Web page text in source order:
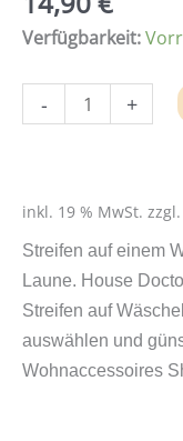
Verfügbarkeit:
-
Wäschekorb
Stripes
Doctor
Menge
+
inkl. 19 % MwSt. zzgl.
Streifen auf einem
Laune. House
Streifen auf
auswählen und
Wohnaccessoires